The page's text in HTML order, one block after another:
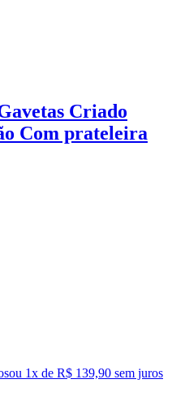
Criado
Com prateleira
ou 1x de R$ 139,90 sem juros